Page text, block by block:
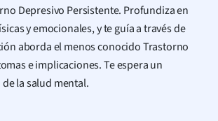
Depresivo Persistente. Profundiza en
y emocionales, y te guía a través de
aborda el menos conocido Trastorno
e implicaciones. Te espera un
la salud mental.